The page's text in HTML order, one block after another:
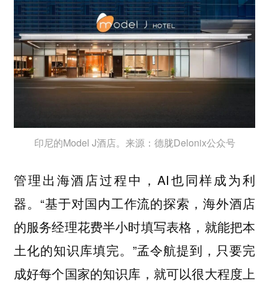
印尼的Model J酒店。来源：德胧Delonix公众号
管理出海酒店过程中，AI也同样成为利
器。“基于对国内工作流的探索，海外酒店
的服务经理花费半小时填写表格，就能把本
土化的知识库填完。”孟令航提到，只要完
成好每个国家的知识库，就可以很大程度上